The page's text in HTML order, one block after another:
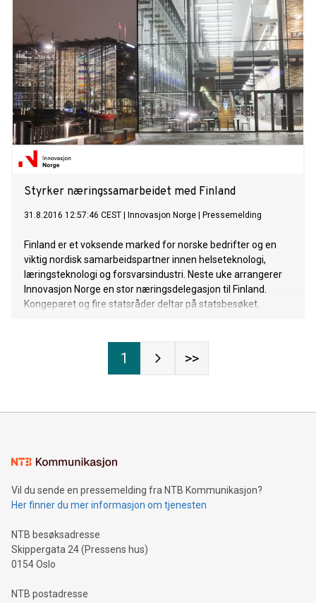
Styrker næringssamarbeidet med Finland
31.8.2016 12:57:46 CEST Innovasjon Norge Pressemelding
Finland er et voksende marked for norske bedrifter og en
viktig nordisk samarbeidspartner innen helseteknologi,
læringsteknologi og forsvarsindustri. Neste uke arrangerer
Innovasjon Norge en stor næringsdelegasjon til Finland.
Kongeparet og fire statsråder deltar på statsbesøket.
1 >>
Vil du sende en pressemelding fra NTB Kommunikasjon?
Her finner du mer informasjon om tjenesten
NTB besøksadresse
Skippergata 24 (Pressens hus)
0154 Oslo
NTB postadresse